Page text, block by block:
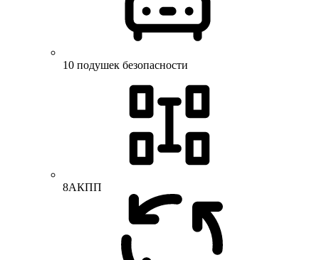
10 подушек безопасности
8АКПП